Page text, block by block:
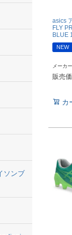
"Spazio|スパ
"penetrar|
"SULLO|ス
"hummel|ヒ
"PENALTY|
"MIZUNO|ミ
"Earls
"goleador
"SY32 by
ジュニアウ
ソンブ
asics
FLY
BLUE
NEW
メーカ
販売
カ